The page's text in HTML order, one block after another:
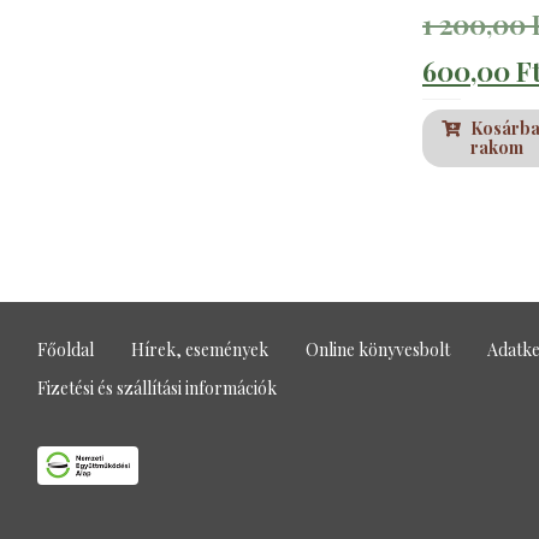
1 200,00
Original
price
was:
600,00
Kosárba
rakom
Főoldal Hírek, események Online könyvesbolt
Fizetési és szállítási információk